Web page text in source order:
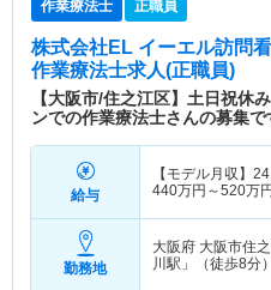
作業療法士 正職員
株式会社EL イーエル訪問
作業療法士求人(正職員)
【大阪市/住之江区】土日祝休
ンでの作業療法士さんの募集で
給与
【モデル月収】
440万円～520万円
勤務地
大阪府 大阪市住
川駅」（徒歩8分